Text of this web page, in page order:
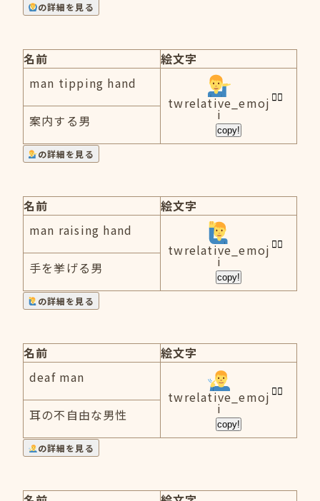
の詳細を見る
名前
絵文字
man tipping hand
twrelative_emoj
i
copy!
案内する男
の詳細を見る
名前
絵文字
man raising hand
twrelative_emoj
i
copy!
手を挙げる男
の詳細を見る
名前
絵文字
deaf man
twrelative_emoj
i
copy!
耳の不自由な男性
の詳細を見る